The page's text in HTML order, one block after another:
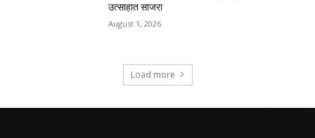
उत्साहात साजरा
August 1, 2026
Load more